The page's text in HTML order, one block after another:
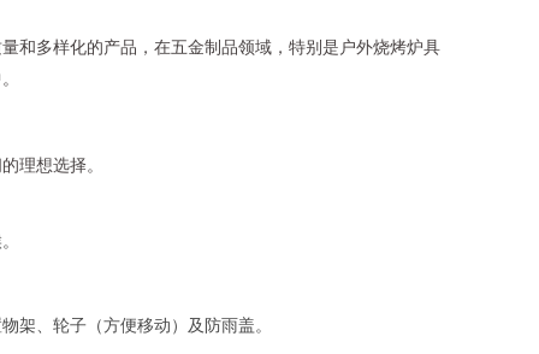
和多样化的产品，在五金制品领域，特别是户外烧烤炉具
理想选择。
架、轮子（方便移动）及防雨盖。